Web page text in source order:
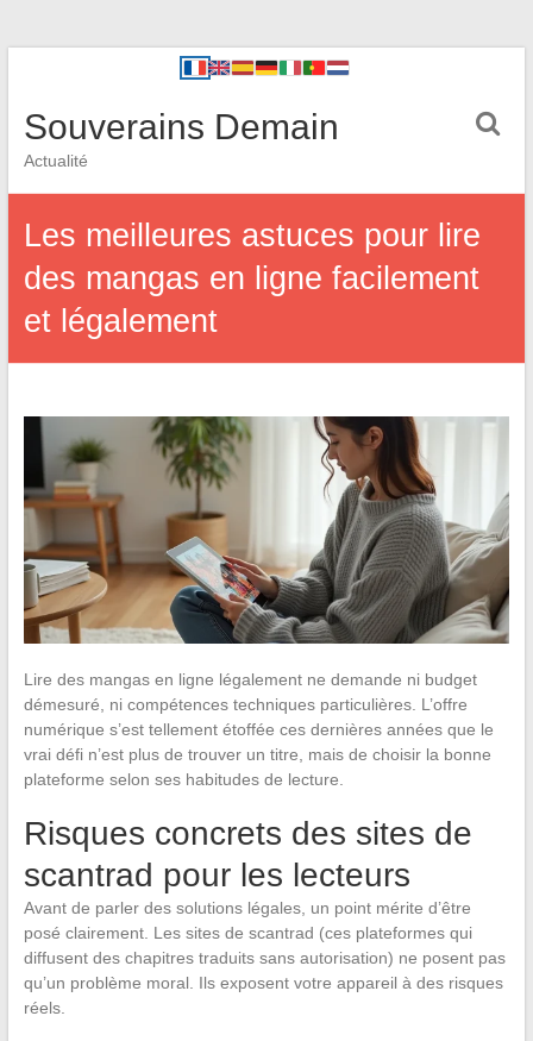
Souverains Demain
Actualité
Les meilleures astuces pour lire
des mangas en ligne facilement
et légalement
Lire des mangas en ligne légalement ne demande ni budget
démesuré, ni compétences techniques particulières. L’offre
numérique s’est tellement étoffée ces dernières années que le
vrai défi n’est plus de trouver un titre, mais de choisir la bonne
plateforme selon ses habitudes de lecture.
Risques concrets des sites de
scantrad pour les lecteurs
Avant de parler des solutions légales, un point mérite d’être
posé clairement. Les sites de scantrad (ces plateformes qui
diffusent des chapitres traduits sans autorisation) ne posent pas
qu’un problème moral. Ils exposent votre appareil à des risques
réels.